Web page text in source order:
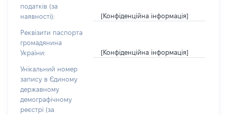
податків (за
наявності):
[Конфіденційна інформація]
Реквізити паспорта
громадянина
України:
[Конфіденційна інформація]
Унікальний номер
запису в Єдиному
державному
демографічному
реєстрі (за